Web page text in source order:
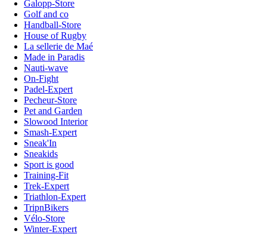
Galopp-Store
Golf and co
Handball-Store
House of Rugby
La sellerie de Maé
Made in Paradis
Nauti-wave
On-Fight
Padel-Expert
Pecheur-Store
Pet and Garden
Slowood Interior
Smash-Expert
Sneak'In
Sneakids
Sport is good
Training-Fit
Trek-Expert
Triathlon-Expert
TripnBikers
Vélo-Store
Winter-Expert